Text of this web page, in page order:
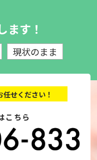
ます！
現状のまま
任せください！
こちら